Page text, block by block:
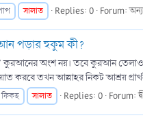
সালাত Replies: 0 Forum:
পড়ার হুকুম কী?
কুরআনের অংশ নয়। তবে কুরআন
করবে তখন আল্লাহর নিকট আশ্রয়
ফিকহ সালাত Replies: 0 Forum: